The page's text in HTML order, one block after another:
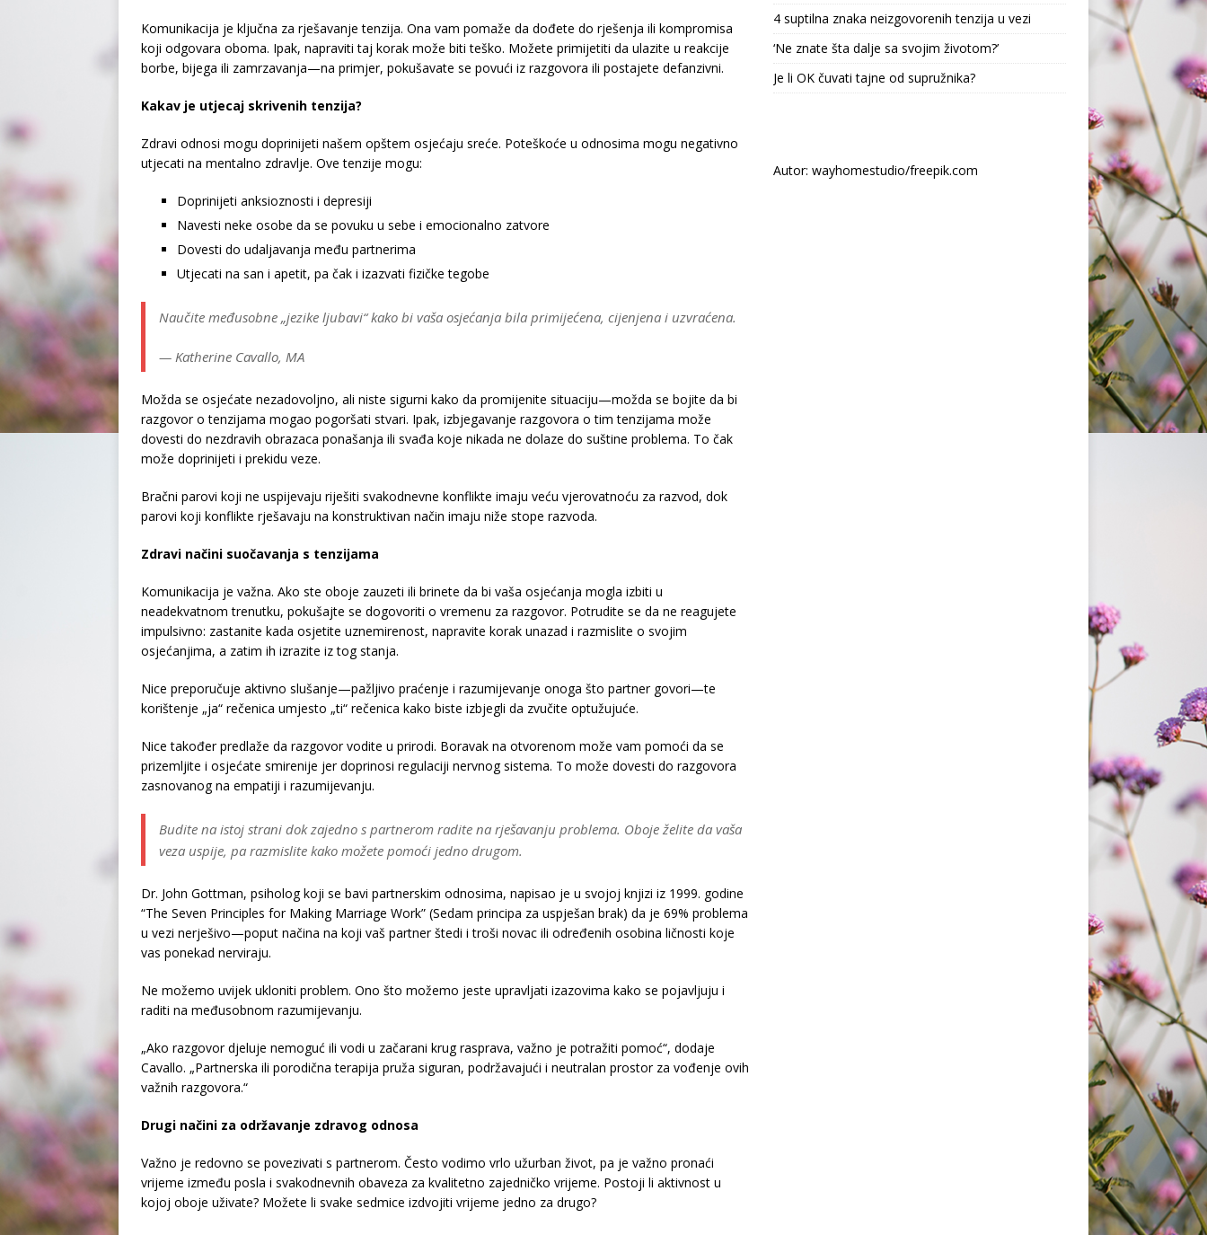
Komunikacija je ključna za rješavanje tenzija. Ona vam pomaže da dođete do rješenja ili kompromisa
koji odgovara oboma. Ipak, napraviti taj korak može biti teško. Možete primijetiti da ulazite u reakcije
borbe, bijega ili zamrzavanja—na primjer, pokušavate se povući iz razgovora ili postajete defanzivni.
Kakav je utjecaj skrivenih tenzija?
Zdravi odnosi mogu doprinijeti našem opštem osjećaju sreće. Poteškoće u odnosima mogu negativno
utjecati na mentalno zdravlje. Ove tenzije mogu:
Doprinijeti anksioznosti i depresiji
Navesti neke osobe da se povuku u sebe i emocionalno zatvore
Dovesti do udaljavanja među partnerima
Utjecati na san i apetit, pa čak i izazvati fizičke tegobe
Naučite međusobne „jezike ljubavi“ kako bi vaša osjećanja bila primijećena, cijenjena i uzvraćena.
— Katherine Cavallo, MA
Možda se osjećate nezadovoljno, ali niste sigurni kako da promijenite situaciju—možda se bojite da bi
razgovor o tenzijama mogao pogoršati stvari. Ipak, izbjegavanje razgovora o tim tenzijama može
dovesti do nezdravih obrazaca ponašanja ili svađa koje nikada ne dolaze do suštine problema. To čak
može doprinijeti i prekidu veze.
Bračni parovi koji ne uspijevaju riješiti svakodnevne konflikte imaju veću vjerovatnoću za razvod, dok
parovi koji konflikte rješavaju na konstruktivan način imaju niže stope razvoda.
Zdravi načini suočavanja s tenzijama
Komunikacija je važna. Ako ste oboje zauzeti ili brinete da bi vaša osjećanja mogla izbiti u
neadekvatnom trenutku, pokušajte se dogovoriti o vremenu za razgovor. Potrudite se da ne reagujete
impulsivno: zastanite kada osjetite uznemirenost, napravite korak unazad i razmislite o svojim
osjećanjima, a zatim ih izrazite iz tog stanja.
Nice preporučuje aktivno slušanje—pažljivo praćenje i razumijevanje onoga što partner govori—te
korištenje „ja“ rečenica umjesto „ti“ rečenica kako biste izbjegli da zvučite optužujuće.
Nice također predlaže da razgovor vodite u prirodi. Boravak na otvorenom može vam pomoći da se
prizemljite i osjećate smirenije jer doprinosi regulaciji nervnog sistema. To može dovesti do razgovora
zasnovanog na empatiji i razumijevanju.
Budite na istoj strani dok zajedno s partnerom radite na rješavanju problema. Oboje želite da vaša
veza uspije, pa razmislite kako možete pomoći jedno drugom.
Dr. John Gottman, psiholog koji se bavi partnerskim odnosima, napisao je u svojoj knjizi iz 1999. godine
“The Seven Principles for Making Marriage Work” (Sedam principa za uspješan brak) da je 69% problema
u vezi nerješivo—poput načina na koji vaš partner štedi i troši novac ili određenih osobina ličnosti koje
vas ponekad nerviraju.
Ne možemo uvijek ukloniti problem. Ono što možemo jeste upravljati izazovima kako se pojavljuju i
raditi na međusobnom razumijevanju.
„Ako razgovor djeluje nemoguć ili vodi u začarani krug rasprava, važno je potražiti pomoć“, dodaje
Cavallo. „Partnerska ili porodična terapija pruža siguran, podržavajući i neutralan prostor za vođenje ovih
važnih razgovora.“
Drugi načini za održavanje zdravog odnosa
Važno je redovno se povezivati s partnerom. Često vodimo vrlo užurban život, pa je važno pronaći
vrijeme između posla i svakodnevnih obaveza za kvalitetno zajedničko vrijeme. Postoji li aktivnost u
kojoj oboje uživate? Možete li svake sedmice izdvojiti vrijeme jedno za drugo?
4 suptilna znaka neizgovorenih tenzija u vezi
‘Ne znate šta dalje sa svojim životom?’
Je li OK čuvati tajne od supružnika?
Autor: wayhomestudio/freepik.com